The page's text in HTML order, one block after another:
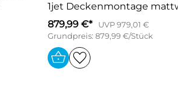
1jet Deckenmontage
879,99 €*
UVP 979,01 €
Grundpreis: 879,99 €/Stück